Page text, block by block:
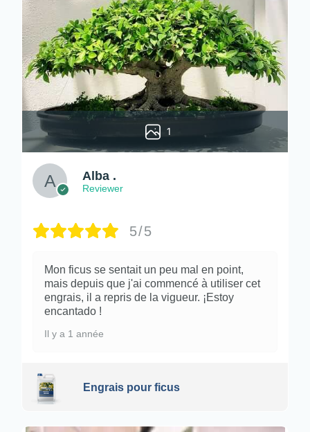
1
Alba .
Reviewer
5/5
Mon ficus se sentait un peu mal en point,
mais depuis que j'ai commencé à utiliser cet
engrais, il a repris de la vigueur. ¡Estoy
encantado !
Il y a 1 année
Engrais pour ficus